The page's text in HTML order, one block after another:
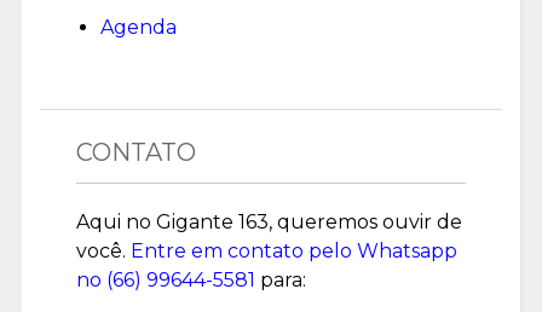
Agenda
CONTATO
Aqui no Gigante 163, queremos ouvir de
você. Entre em contato pelo Whatsapp
no (66) 99644-5581 para: